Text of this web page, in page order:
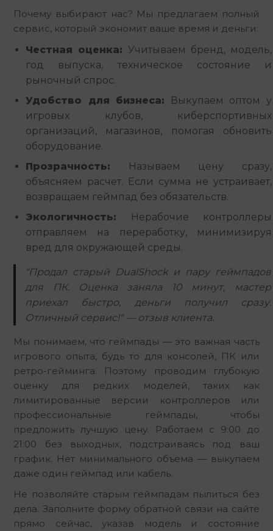
Почему выбирают нас? Мы предлагаем полный
сервис, который экономит ваше время и деньги:
Честная оценка: Учитываем бренд, модель,
год выпуска, техническое состояние и
рыночный спрос.
Удобство для бизнеса: Выкупаем оптом у
игровых клубов, киберспортивных
организаций, магазинов, помогая обновить
оборудование.
Прозрачность: Называем цену сразу,
объясняем расчет. Если сумма не устраивает,
возвращаем геймпад без обязательств.
Экологичность: Нерабочие контроллеры
отправляем на переработку, минимизируя
вред для окружающей среды.
"Продал старый DualShock и пару геймпадов
для ПК. Оценка заняла 10 минут, мастер
приехал быстро, деньги получил сразу.
Отличный сервис!" — отзыв клиента.
Мы понимаем, что геймпады — это важная часть
игрового опыта, будь то для консолей, ПК или
ретро-гейминга. Поэтому проводим глубокую
оценку для редких моделей, таких как
лимитированные версии контроллеров или
профессиональные геймпады, чтобы
предложить лучшую цену. Работаем с 9:00 до
21:00 без выходных, подстраиваясь под ваш
график. Нет минимального объема — выкупаем
даже один геймпад или кабель.
Не позволяйте старым геймпадам пылиться без
дела. Заполните форму обратной связи на сайте
прямо сейчас, указав модель и состояние